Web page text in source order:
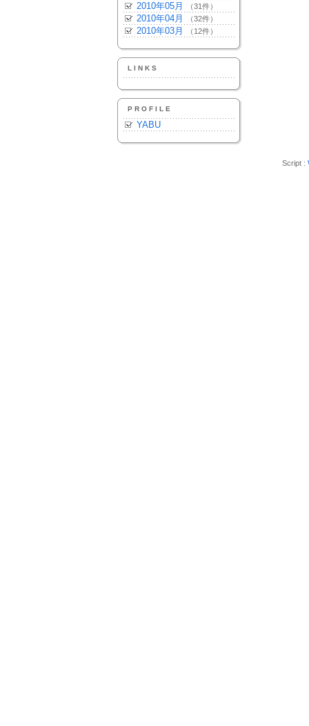
2010年05月 （31件）
2010年04月 （32件）
2010年03月 （12件）
LINKS
PROFILE
YABU
Script :